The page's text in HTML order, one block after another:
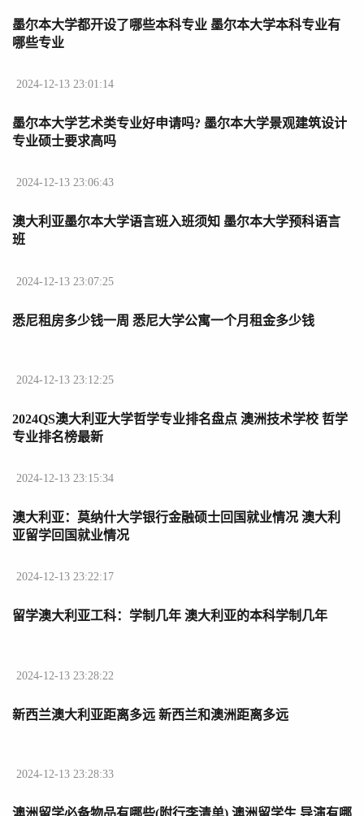
墨尔本大学都开设了哪些本科专业 墨尔本大学本科专业有
哪些专业
2024-12-13 23:01:14
墨尔本大学艺术类专业好申请吗? 墨尔本大学景观建筑设计
专业硕士要求高吗
2024-12-13 23:06:43
澳大利亚墨尔本大学语言班入班须知 墨尔本大学预科语言
班
2024-12-13 23:07:25
悉尼租房多少钱一周 悉尼大学公寓一个月租金多少钱
2024-12-13 23:12:25
2024QS澳大利亚大学哲学专业排名盘点 澳洲技术学校 哲学
专业排名榜最新
2024-12-13 23:15:34
澳大利亚：莫纳什大学银行金融硕士回国就业情况 澳大利
亚留学回国就业情况
2024-12-13 23:22:17
留学澳大利亚工科：学制几年 澳大利亚的本科学制几年
2024-12-13 23:28:22
新西兰澳大利亚距离多远 新西兰和澳洲距离多远
2024-12-13 23:28:33
澳洲留学必备物品有哪些(附行李清单) 澳洲留学生 导演有哪